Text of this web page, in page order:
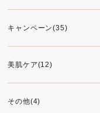
キャンペーン(35)
美肌ケア(12)
その他(4)